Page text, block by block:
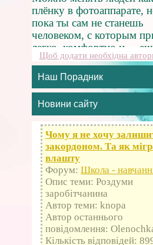
Щоб додати необхідна
Наш Порадник
Новини сайту
Чому я не хочу
закордоном. Та як
влашту
Форум: Школа -
Опис теми: Роздуми
заробітчанина
Автор теми: knopa
Автор останнього
повідомлення:
Кількість відповідей: